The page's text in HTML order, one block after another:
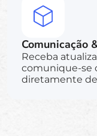
Comunicação
Receba
comunique-se
diretamente